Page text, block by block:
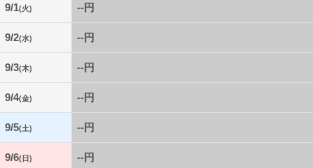
9/1(火) --円
9/2(水) --円
9/3(木) --円
9/4(金) --円
9/5(土) --円
9/6(日) --円